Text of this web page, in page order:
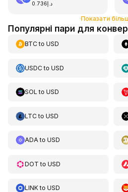
د.إ0.736
Показати
Популярні пари для
BTCto USD
USDCto USD
SOL to USD
LTCto USD
ADAto USD
DOT to USD
LINKto USD